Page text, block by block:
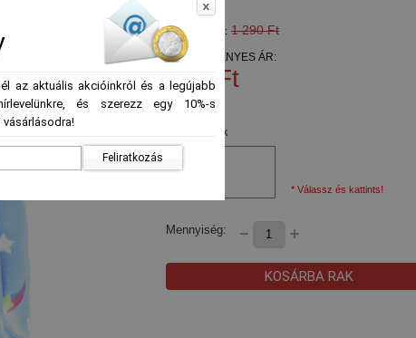
NORMÁL ÁR: 1 290 Ft
KEDVEZMÉNYES ÁR:
645 Ft
- kék
* Válassz és kattints!
Mennyiség:
KOSÁRBA RAK
az aktuális akcióinkról és a legújabb
és szerezz egy 10%-s
Feliratkozás